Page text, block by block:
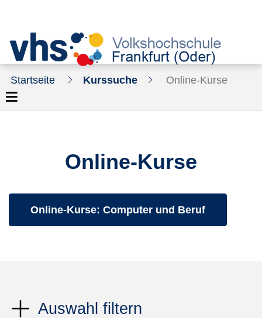
Startseite Kurssuche Online-Kurse
Online-Kurse
Kurse des folgenden Fachbereiches aufrufen:
Online-Kurse: Computer und Beruf
Auswahl filtern